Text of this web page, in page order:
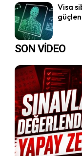
Visa
SON VİDEO